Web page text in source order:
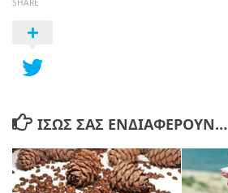
ΊΣΩΣ ΣΑΣ ΕΝΔΙΑΦΈΡΟΥΝ…